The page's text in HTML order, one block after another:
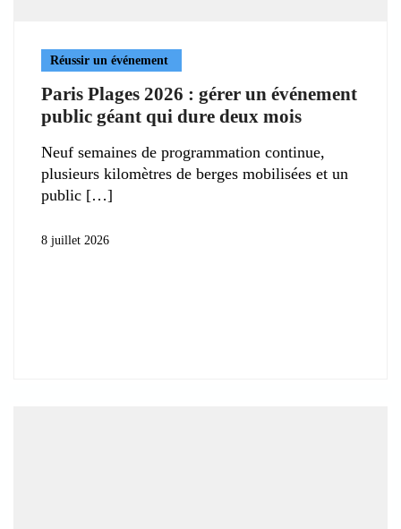
Réussir un événement
Paris Plages 2026 : gérer un événement
public géant qui dure deux mois
Neuf semaines de programmation continue,
plusieurs kilomètres de berges mobilisées et un
public
8 juillet 2026